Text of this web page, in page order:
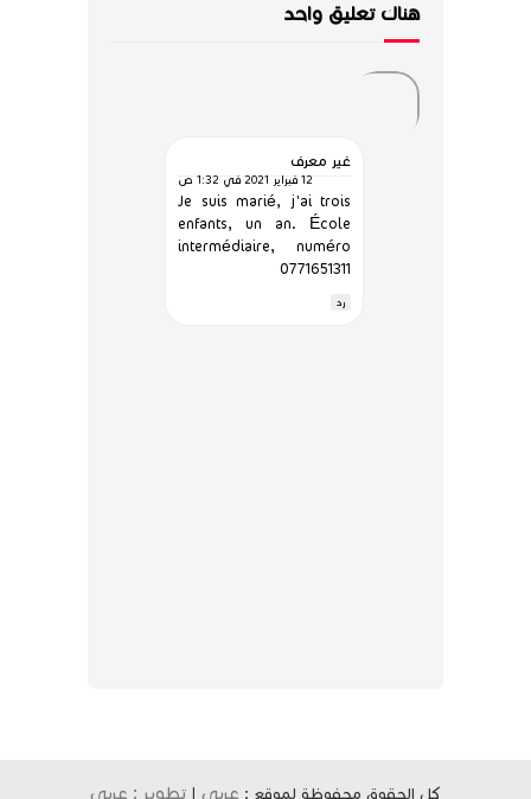
هناك تعليق واحد
غير معرف
12 فبراير 2021 في 1:32 ص
Je suis marié, j'ai trois
enfants, un an. École
intermédiaire, numéro
0771651311
رد
كل الحقوق محفوظة لموقع : عربي | تطوير : عربي